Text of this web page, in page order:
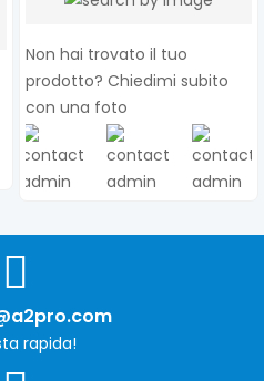
Non hai trovato il tuo
prodotto? Chiedimi subito
con una foto
rapida!